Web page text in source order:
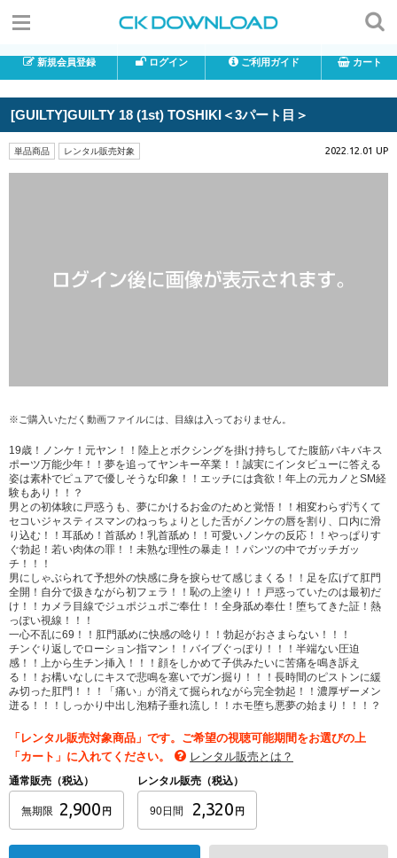
新規会員登録 ログイン ご利用ガイド カート
[GUILTY]GUILTY 18 (1st) TOSHIKI＜3パート目＞
単品商品 レンタル販売対象 2022.12.01 UP
※ご購入いただく動画ファイルには、目線は入っておりません。
19歳！ノンケ！元ヤン！！陸上とボクシングを掛け持ちしてた腹筋バキバキス
ポーツ万能少年！！夢を追ってヤンキー卒業！！誠実にインタビューに答える
姿は素朴でピュアで優しそうな印象！！エッチには貪欲！年上の元カノとSM経
験もあり！！？
男との初体験に戸惑うも、夢にかけるお金のためと覚悟！！相変わらず汚くて
セコいジャスティスマンのねっちょりとした舌がノンケの唇を割り、口内に滑
り込む！！耳舐め！首舐め！乳首舐め！！可愛いノンケの反応！！やっぱりす
ぐ勃起！若い肉体の罪！！未熟な理性の暴走！！パンツの中でガッチガッ
チ！！！
男にしゃぶられて予想外の快感に身を捩らせて感じまくる！！足を広げて肛門
全開！自分で扱きながら初フェラ！！恥の上塗り！！戸惑っていたのは最初だ
け！！カメラ目線でジュポジュポご奉仕！！全身舐め奉仕！堕ちてきた証！熱
っぽい視線！！！
一心不乱に69！！肛門舐めに快感の唸り！！勃起がおさまらない！！！
チンぐり返しでローション指マン！！バイブぐっぽり！！！半端ない圧迫
感！！上から生チン挿入！！！顔をしかめて子供みたいに苦痛を鳴き訴え
る！！お構いなしにキスで悲鳴を塞いでガン掘り！！！長時間のピストンに緩
み切った肛門！！！「痛い」が消えて掘られながら完全勃起！！濃厚ザーメン
迸る！！！しっかり中出し泡精子垂れ流し！！ホモ堕ち悪夢の始まり！！！？
「レンタル販売対象商品」です。ご希望の視聴可能期間をお選びの上
「カート」に入れてください。
レンタル販売とは？
通常販売（税込）
無期限 2,900 円
レンタル販売（税込）
90日間 2,320 円